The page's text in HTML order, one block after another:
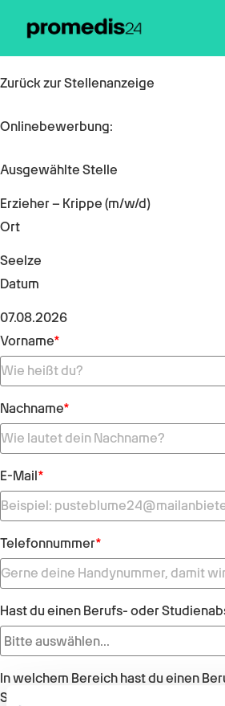
Zurück zur Stellenanzeige
Onlinebewerbung:
Ausgewählte Stelle
Erzieher – Krippe (m/w/d)
Ort
Seelze
Datum
07.08.2026
Vorname*
Nachname*
E-Mail*
Telefonnummer*
Hast du einen Berufs- oder
In welchem Bereich hast du einen
Studienabschluss?